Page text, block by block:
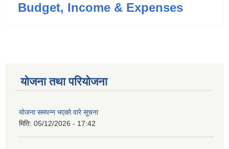
Budget, Income & Expenses
योजना तथा परियोजना
योजना समपन्न भएको वारे सूचना
मिति: 05/12/2026 - 17:42